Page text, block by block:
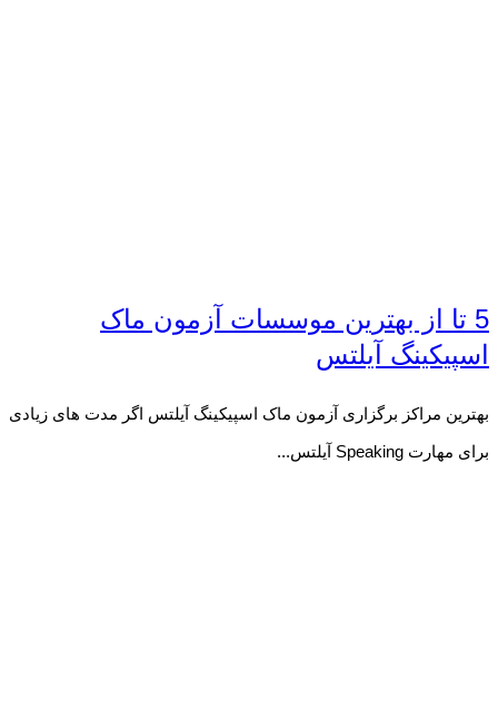
5 تا از بهترین موسسات آزمون ماک
اسپیکینگ آیلتس
بهترین مراکز برگزاری آزمون ماک اسپیکینگ آیلتس اگر مدت های زیادی
برای مهارت Speaking آیلتس...